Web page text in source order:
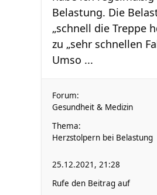
Belastung. Die
„schnell die Treppe
zu „sehr schnellen
Umso ...
Forum:
Gesundheit & Medizin
Thema:
Herzstolpern bei Belastung
25.12.2021, 21:28
Rufe den Beitrag auf